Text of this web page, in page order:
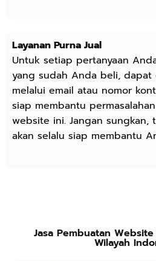
Layanan Purna Jual
Untuk setiap pertanyaan
yang sudah Anda beli, dapat
melalui email atau nomor
siap membantu
website ini. Jangan sungkan,
akan selalu siap membantu
Jasa Pembuatan
Wilayah